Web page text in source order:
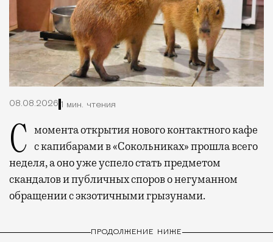
08.08.2026 1 мин. чтения
С момента открытия нового контактного кафе с капибарами в «Сокольниках» прошла всего
неделя, а оно уже успело стать предметом
скандалов и публичных споров о негуманном
обращении с экзотичными грызунами.
ПРОДОЛЖЕНИЕ НИЖЕ